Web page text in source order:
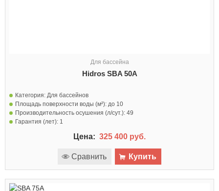
Для бассейна
Hidros SBA 50A
Категория: Для бассейнов
Площадь поверхности воды (м²): до 10
Производительность осушения (л/сут.): 49
Гарантия (лет): 1
Цена: 325 400 руб.
Сравнить Купить